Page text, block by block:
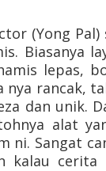
(Yong
Biasanya
lepas,
rancak,
dan unik.
alat
ni. Sangat
kalau cerita